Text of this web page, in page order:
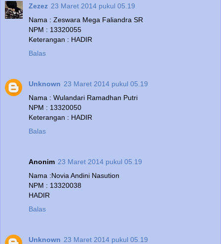
Zezez 23 Maret 2014 pukul 05.19
Nama : Zeswara Mega Faliandra SR
NPM : 13320055
Keterangan : HADIR
Balas
Unknown 23 Maret 2014 pukul 05.19
Nama : Wulandari Ramadhan Putri
NPM : 13320050
Keterangan : HADIR
Balas
Anonim 23 Maret 2014 pukul 05.19
Nama :Novia Andini Nasution
NPM : 13320038
HADIR
Balas
Unknown 23 Maret 2014 pukul 05.19